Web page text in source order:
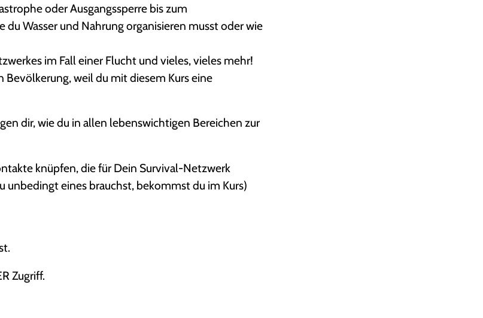
oder Ausgangssperre bis zum
Wasser und Nahrung organisieren musst oder wie
im Fall einer Flucht und vieles, vieles mehr!
Bevölkerung, weil du mit diesem Kurs eine
dir, wie du in allen lebenswichtigen Bereichen zur
knüpfen, die für Dein Survival-Netzwerk
unbedingt eines brauchst, bekommst du im Kurs)
Zugriff.